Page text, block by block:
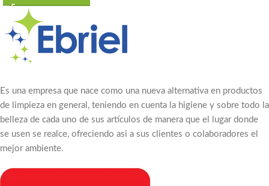
Es una empresa que nace como una nueva alternativa en productos
de limpieza en general, teniendo en cuenta la higiene y sobre todo la
belleza de cada uno de sus artículos de manera que el lugar donde
se usen se realce, ofreciendo asi a sus clientes o colaboradores el
mejor ambiente.